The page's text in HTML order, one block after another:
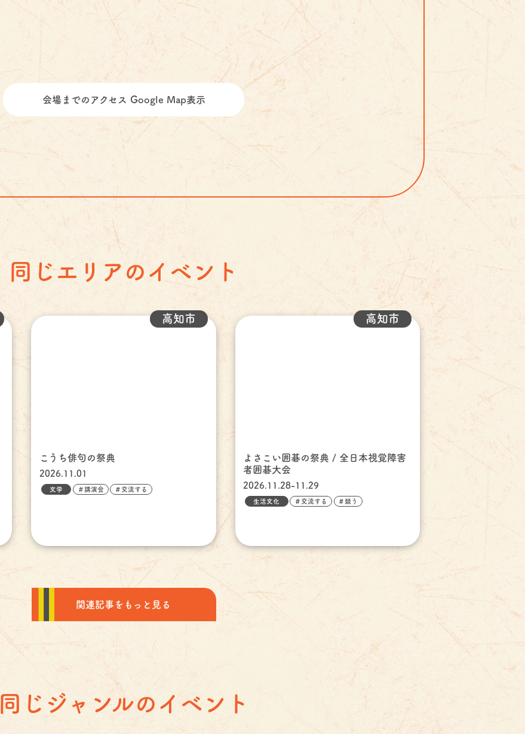
会場までのアクセス Google Map表示
同じエリアのイベント
こうち俳句の祭典
2026.11.01
高知市
文学 ＃講演会 ＃交流する
よさこい囲碁の祭典 / 全日本視覚障害
者囲碁大会
2026.11.28-11.29
高知市
生活文化 ＃交流する ＃競う
関連記事をもっと見る
同じジャンルのイベント